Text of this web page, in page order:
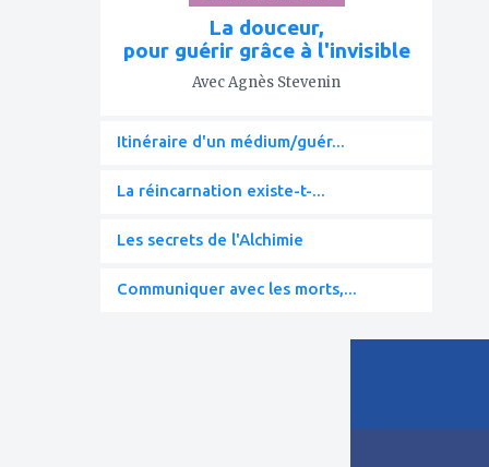
La douceur,
pour guérir grâce à l'invisible
Avec Agnès Stevenin
Itinéraire d'un médium/guér...
La réincarnation existe-t-...
Les secrets de l'Alchimie
Communiquer avec les morts,...